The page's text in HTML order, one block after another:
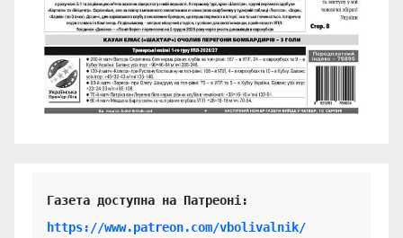
https://www.patreon.com/vbolivalnik/